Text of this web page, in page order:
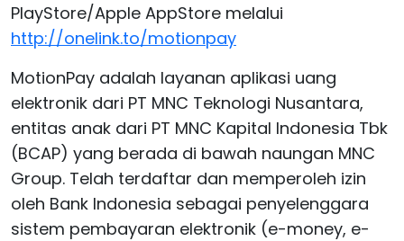
PlayStore/Apple AppStore melalui
http://onelink.to/motionpay
MotionPay adalah layanan aplikasi uang
elektronik dari PT MNC Teknologi Nusantara,
entitas anak dari PT MNC Kapital Indonesia Tbk
(BCAP) yang berada di bawah naungan MNC
Group. Telah terdaftar dan memperoleh izin
oleh Bank Indonesia sebagai penyelenggara
sistem pembayaran elektronik (e-money, e-